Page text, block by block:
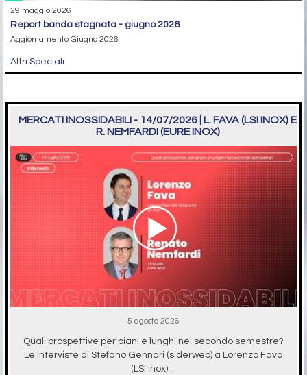
29 maggio 2026
report banda stagnata - giugno 2026
Aggiornamento Giugno 2026
Altri Speciali
MERCATI INOSSIDABILI - 14/07/2026 | L. FAVA (LSI INOX) E
R. NEMFARDI (EURE INOX)
5 agosto 2026
Quali prospettive per piani e lunghi nel secondo semestre?
Le interviste di Stefano Gennari (siderweb) a Lorenzo Fava
(LSI Inox) ...